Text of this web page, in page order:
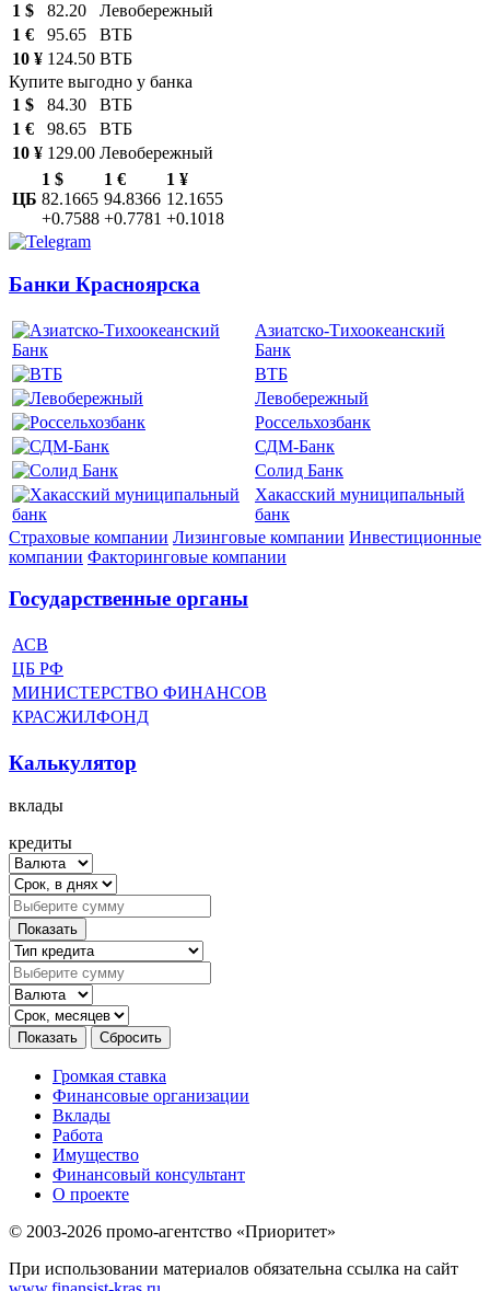
1 $
82.20
Левобережный
1 €
95.65
ВТБ
10 ¥ 124.50 ВТБ
Купите выгодно у банка
1 $
84.30
ВТБ
1 €
98.65
ВТБ
10 ¥ 129.00 Левобережный
ЦБ
1 $
82.1665
+0.7588
1 €
94.8366
+0.7781
1 ¥
12.1655
+0.1018
Банки Красноярска
Азиатско-Тихоокеанский
Банк
ВТБ
Левобережный
Россельхозбанк
СДМ-Банк
Солид Банк
Хакасский муниципальный
банк
Страховые компании Лизинговые компании Инвестиционные
компании Факторинговые компании
Государственные органы
АСВ
ЦБ РФ
МИНИСТЕРСТВО ФИНАНСОВ
КРАСЖИЛФОНД
Калькулятор
вклады
кредиты
Громкая ставка
Финансовые организации
Вклады
Работа
Имущество
Финансовый консультант
О проекте
© 2003-2026 промо-агентство «Приоритет»
При использовании материалов обязательна ссылка на сайт